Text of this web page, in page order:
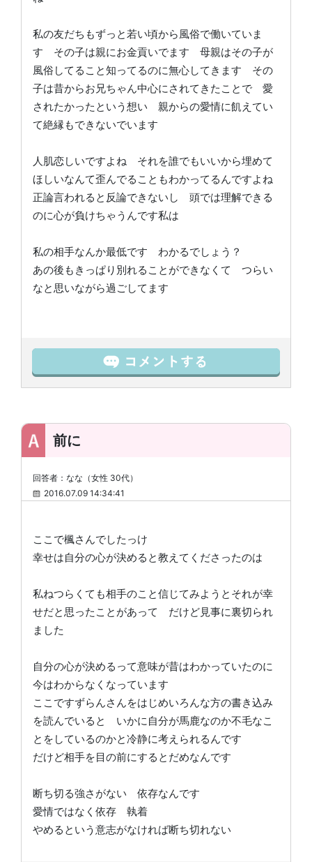
私の友だちもずっと若い頃から風俗で働いていま
す その子は親にお金貢いでます 母親はその子が
風俗してること知ってるのに無心してきます その
子は昔からお兄ちゃん中心にされてきたことで 愛
されたかったという想い 親からの愛情に飢えてい
て絶縁もできないでいます
人肌恋しいですよね それを誰でもいいから埋めて
ほしいなんて歪んでることもわかってるんですよね
正論言われると反論できないし 頭では理解できる
のに心が負けちゃうんです私は
私の相手なんか最低です わかるでしょう？
あの後もきっぱり別れることができなくて つらい
なと思いながら過ごしてます
前に
回答者：なな（女性 30代）
2016.07.09 14:34:41
ここで楓さんでしたっけ
幸せは自分の心が決めると教えてくださったのは
私ねつらくても相手のこと信じてみようとそれが幸
せだと思ったことがあって だけど見事に裏切られ
ました
自分の心が決めるって意味が昔はわかっていたのに
今はわからなくなっています
ここですずらんさんをはじめいろんな方の書き込み
を読んでいると いかに自分が馬鹿なのか不毛なこ
とをしているのかと冷静に考えられるんです
だけど相手を目の前にするとだめなんです
断ち切る強さがない 依存なんです
愛情ではなく依存 執着
やめるという意志がなければ断ち切れない